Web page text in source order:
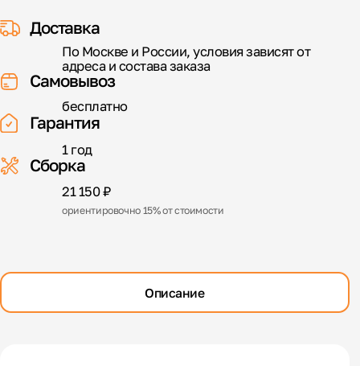
Доставка
По Москве и России, условия зависят от
адреса и состава заказа
Самовывоз
бесплатно
Гарантия
1 год
Сборка
21 150 ₽
ориентировочно 15% от стоимости
Описание